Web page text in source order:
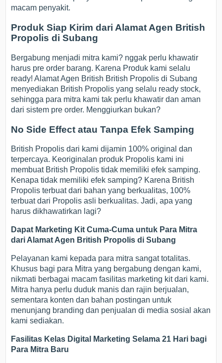
macam penyakit.
Produk Siap Kirim dari Alamat Agen British
Propolis di Subang
Bergabung menjadi mitra kami? nggak perlu khawatir
harus pre order barang. Karena Produk kami selalu
ready! Alamat Agen British British Propolis di Subang
menyediakan British Propolis yang selalu ready stock,
sehingga para mitra kami tak perlu khawatir dan aman
dari sistem pre order. Menggiurkan bukan?
No Side Effect atau Tanpa Efek Samping
British Propolis dari kami dijamin 100% original dan
terpercaya. Keoriginalan produk Propolis kami ini
membuat British Propolis tidak memiliki efek samping.
Kenapa tidak memiliki efek samping? Karena British
Propolis terbuat dari bahan yang berkualitas, 100%
terbuat dari Propolis asli berkualitas. Jadi, apa yang
harus dikhawatirkan lagi?
Dapat Marketing Kit Cuma-Cuma untuk Para Mitra
dari Alamat Agen British Propolis di Subang
Pelayanan kami kepada para mitra sangat totalitas.
Khusus bagi para Mitra yang bergabung dengan kami,
nikmati berbagai macam fasilitas marketing kit dari kami.
Mitra hanya perlu duduk manis dan rajin berjualan,
sementara konten dan bahan postingan untuk
menunjang branding dan penjualan di media sosial akan
kami sediakan.
Fasilitas Kelas Digital Marketing Selama 21 Hari bagi
Para Mitra Baru